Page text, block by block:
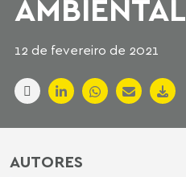
AMBIENTAL
12 de fevereiro de 2021
AUTORES